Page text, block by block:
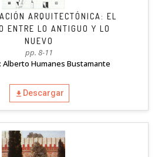
ARQUITECTÓNICA: EL
ENTRE LO ANTIGUO Y LO
NUEVO
pp. 8-11
Alberto Humanes Bustamante
Descargar